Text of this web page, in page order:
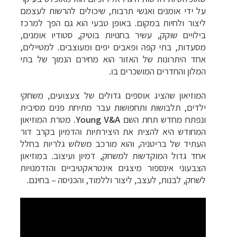
על ידי אומנים ואנשי תרבות, שיכולים להרשות לעצמם
ליצור ולחיות במקום. באופן טבעי הוא גם הפך למרכז
בילויים שוקק, עשיר בחנויות בוטיק, סטודיו אומנים,
מסעדות, בתי קפה ופאבים יפים ומעוצבים. למטיילים,
אחד היתרונות של האזור הוא מחירם הנמוך של בתי
המלון והחדרים המושכרים בו.
המוזיאון שהציג אוספים גדולים של צעצועים, משחקי
ילדים, תלבושות ותחפושות עבר מתיחת פנים מסיבית
ונפתח מחדש תחת השם Young V&A. מטרת המוזיאון
המחודש היא להצית את היצירתיות והדמיון בקרב דור
העתיד של בריטניה, והוא מורכב משלוש גלריות בחלל
אחד גדול המוקדשות למשחק, דמיון ועיצוב. במוזיאון
הצבעוני אינספור מיצגים אינטראקטיביים והזדמנויות
לשחק, לבנות, לעצב, ליצור וללמוד, והכניסה– בחינם.